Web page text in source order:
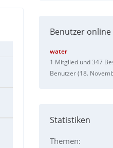
Benutzer online
water
1 Mitglied und 347
Benutzer (18.
Statistiken
Themen